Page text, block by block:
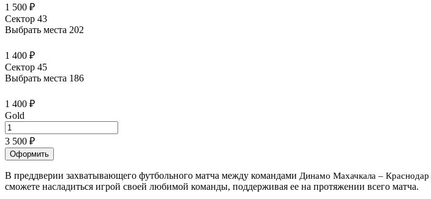
1 500 ₽
Сектор 43
Выбрать места 202
1 400 ₽
Сектор 45
Выбрать места 186
1 400 ₽
Gold
3 500 ₽
Оформить
В преддверии захватывающего футбольного матча между командами Динамо Махачкала – Краснодар
сможете насладиться игрой своей любимой команды, поддерживая ее на протяжении всего матча.